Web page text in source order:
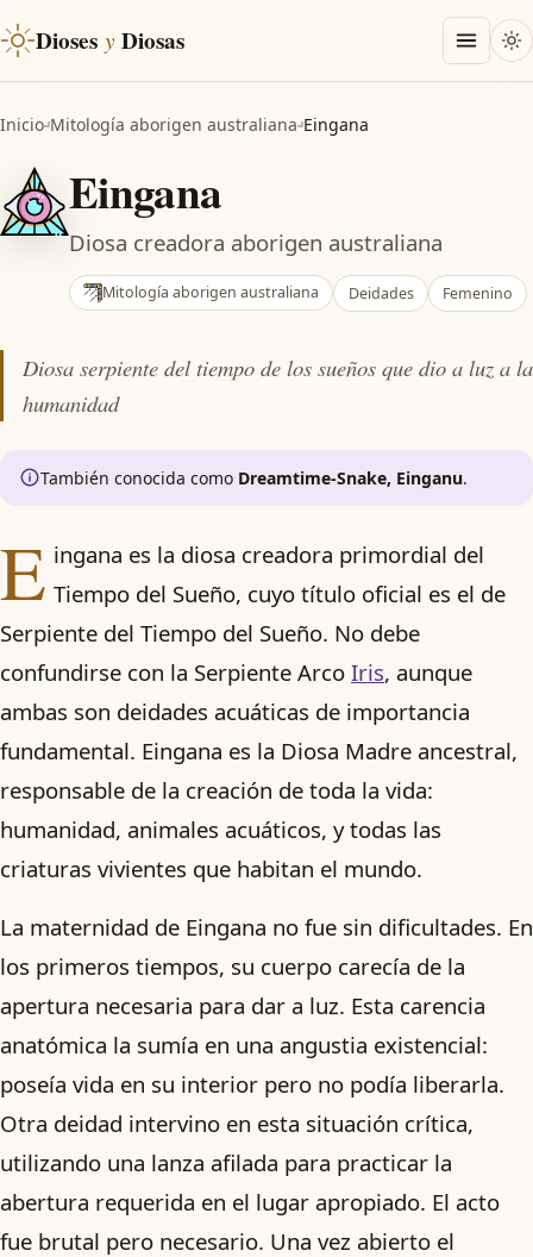
Dioses y Diosas
Inicio Mitología aborigen australiana Eingana
Eingana
Diosa creadora aborigen australiana
Mitología aborigen australiana Deidades Femenino
Diosa serpiente del tiempo de los sueños que dio a luz a la
humanidad
También conocida como Dreamtime-Snake, Einganu.
E ingana es la diosa creadora primordial del
Tiempo del Sueño, cuyo título oficial es el de
Serpiente del Tiempo del Sueño. No debe
confundirse con la Serpiente Arco Iris, aunque
ambas son deidades acuáticas de importancia
fundamental. Eingana es la Diosa Madre ancestral,
responsable de la creación de toda la vida:
humanidad, animales acuáticos, y todas las
criaturas vivientes que habitan el mundo.
La maternidad de Eingana no fue sin dificultades. En
los primeros tiempos, su cuerpo carecía de la
apertura necesaria para dar a luz. Esta carencia
anatómica la sumía en una angustia existencial:
poseía vida en su interior pero no podía liberarla.
Otra deidad intervino en esta situación crítica,
utilizando una lanza afilada para practicar la
abertura requerida en el lugar apropiado. El acto
fue brutal pero necesario. Una vez abierto el